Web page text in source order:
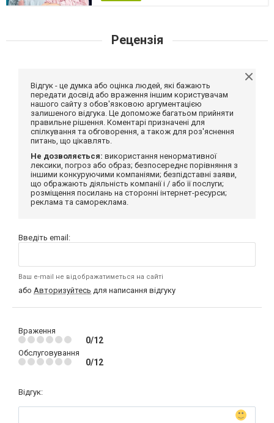
Рецензія
Відгук - це думка або оцінка людей, які бажають
передати досвід або враження іншим користувачам
нашого сайту з обов'язковою аргументацією
залишеного відгука. Це допоможе багатьом прийняти
правильне рішення. Коментарі призначені для
спілкування та обговорення, а також для роз'яснення
питань, що цікавлять.
Не дозволяється: використання ненормативної
лексики, погроз або образ; безпосереднє порівняння з
іншими конкуруючими компаніями; безпідставні заяви,
що ображають діяльність компанії і / або її послуги;
розміщення посилань на сторонні інтернет-ресурси;
реклама та самореклама.
Введіть email:
Ваш e-mail не відображатиметься на сайті
або Авторизуйтесь для написання відгуку
Враження
0/12
Обслуговування
0/12
Відгук: